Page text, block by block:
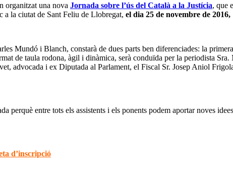
organitzat una nova Jornada sobre l’ús del Català a la Justícia, que
a la ciutat de Sant Feliu de Llobregat, el dia 25 de novembre de 2016,
Mundó i Blanch, constarà de dues parts ben diferenciades: la
de taula rodona, àgil i dinàmica, serà conduïda per la periodista
advocada i ex Diputada al Parlament, el Fiscal Sr. Josep Aniol
perquè entre tots els assistents i els ponents podem aportar noves
d’inscripció